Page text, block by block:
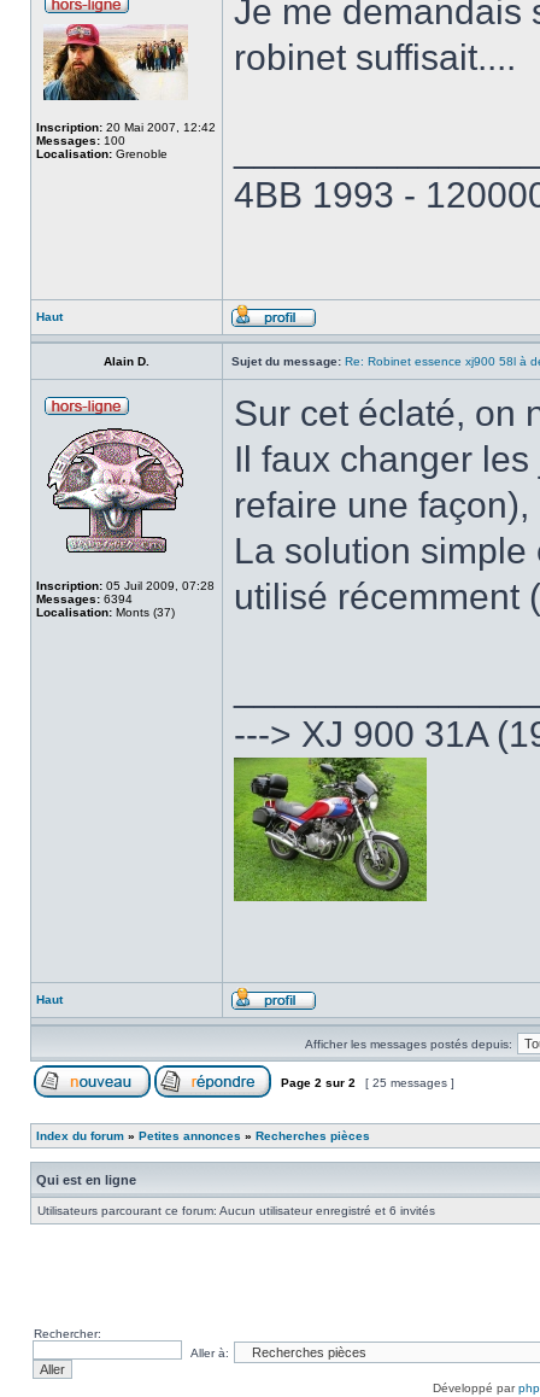
Inscription: 20 Mai 2007, 12:42
Messages: 100
Localisation: Grenoble
Je me demandais
robinet suffisait....
4BB 1993 -
Haut
Alain D. Sujet du message: Re: Robinet essence xj900 58l à
Inscription: 05 Juil 2009, 07:28
Messages: 6394
Localisation: Monts (37)
Sur cet éclaté, on
Il faux changer
refaire une
La solution
utilisé récemment
---> XJ 900 31A
Haut
Afficher les messages postés depuis:
Page 2 sur 2 [ 25 messages ]
Index du forum » Petites annonces » Recherches pièces
Qui est en ligne
Utilisateurs parcourant ce forum: Aucun utilisateur enregistré et 6 invités
Rechercher:
Aller à:
Développé par